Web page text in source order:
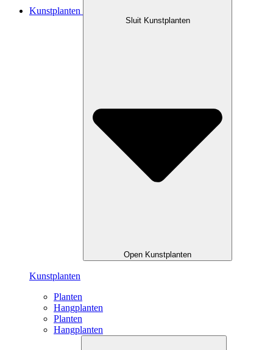
Kunstplanten
Sluit Kunstplanten
Open Kunstplanten
Kunstplanten
Planten
Hangplanten
Planten
Hangplanten